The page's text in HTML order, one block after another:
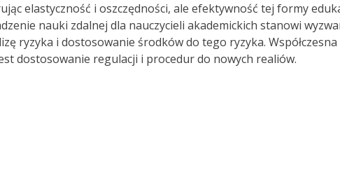
elastyczność i oszczędności, ale efektywność tej formy
nauki zdalnej dla nauczycieli akademickich stanowi
ryzyka i dostosowanie środków do tego ryzyka.
dostosowanie regulacji i procedur do nowych realiów.